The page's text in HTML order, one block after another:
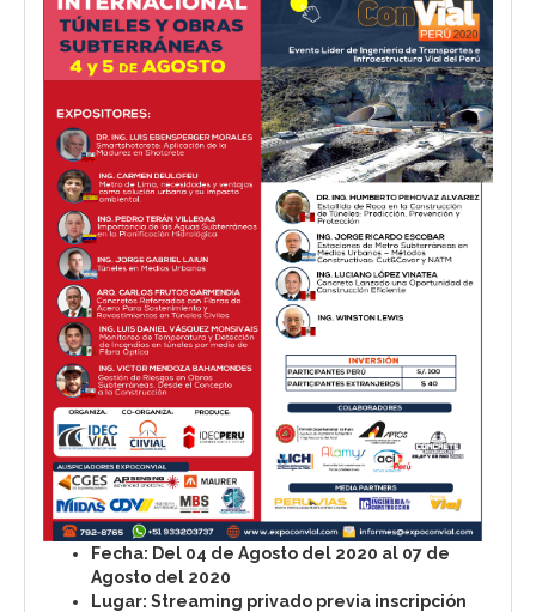
Fecha: Del 04 de Agosto del 2020 al 07 de
Agosto del 2020
Lugar: Streaming privado previa inscripción